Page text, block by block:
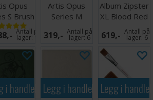
Opus
S Brush
SetAntall på
lager: 12
Artis Opus
Series M
Brush 1
319,- Antall på
lager:6
Album Zipster
XL Blood Red
24-pocket
619,- Antall på
lager:6
i handlekurvenLegg i handlekurven
Legg i